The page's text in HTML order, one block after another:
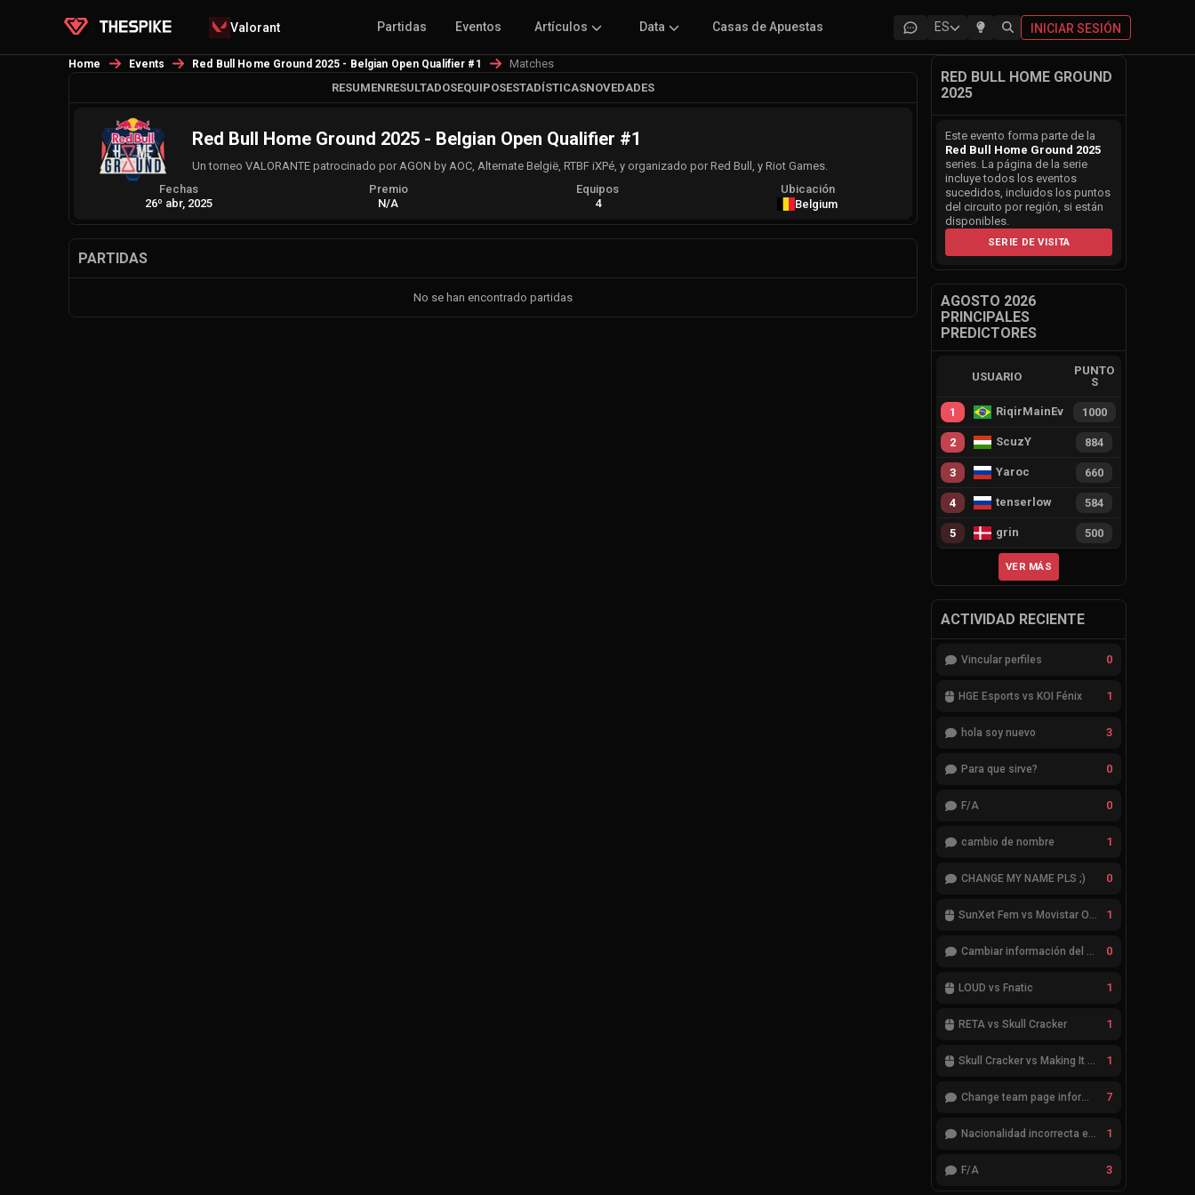
Valorant Partidas Eventos Artículos Data Casas de Apuestas ES INICIAR SESIÓN
Home Events Red Bull Home Ground 2025 - Belgian Open Qualifier #1
Matches
RESUMENRESULTADOSEQUIPOSESTADÍSTICASNOVEDADES
Red Bull Home Ground 2025 - Belgian Open Qualifier #1
Un torneo VALORANTE patrocinado por AGON by AOC, Alternate België, RTBF iXPé, y organizado por Red Bull, y Riot Games.
Fechas
26º abr, 2025
Premio
N/A
Equipos
4
Ubicación
Belgium
PARTIDAS
No se han encontrado partidas
RED BULL HOME GROUND
2025
Este evento forma parte de la
Red Bull Home Ground 2025
series. La página de la serie
incluye todos los eventos
sucedidos, incluidos los puntos
del circuito por región, si están
disponibles.
SERIE DE VISITA
AGOSTO 2026
PRINCIPALES
PREDICTORES
USUARIO
PUNTO
S
1 RiqirMainEvie 1000
2 ScuzY 884
3 Yaroc 660
4 tenserlow 584
5 grin 500
VER MÁS
ACTIVIDAD RECIENTE
Vincular perfiles 0
HGE Esports vs KOI Fénix 1
hola soy nuevo 3
Para que sirve? 0
F/A 0
cambio de nombre 1
CHANGE MY NAME PLS ;) 0
SunXet Fem vs Movistar Optix Fem 1
Cambiar información del Team 0
LOUD vs Fnatic 1
RETA vs Skull Cracker 1
Skull Cracker vs Making It Look Easy 1
Change team page information 7
Nacionalidad incorrecta en el jugador cheatcode 1
F/A 3